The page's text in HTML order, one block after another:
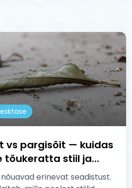
vs pargisõit — kuidas
tõukeratta stiil ja
erinevat seadistust.